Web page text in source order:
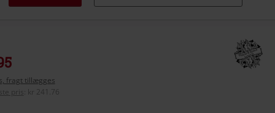
fragt tillægges
pris
kr 241.76